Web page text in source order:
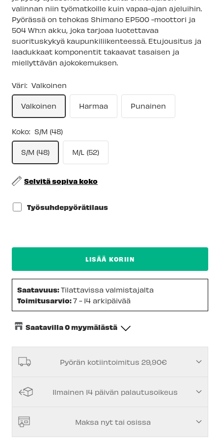
valinnan niin työmatkoille kuin vapaa-ajan ajeluihin.
Pyörässä on tehokas Shimano EP500 -moottori ja
504 Wh:n akku, joka tarjoaa luotettavaa
suorituskykyä kaupunkiliikenteessä. Etujousitus ja
laadukkaat komponentit takaavat tasaisen ja
miellyttävän ajokokemuksen.
Väri: Valkoinen
Valkoinen Harmaa Punainen
Koko: S/M (48)
S/M (48) M/L (52)
Selvitä sopiva koko
Työsuhdepyörätilaus
LISÄÄ KORIIN
Saatavuus:Tilattavissa valmistajalta
Toimitusarvio:7 - 14 arkipäivää
Saatavilla 0 myymälästä
Keskusvarasto-Tilapäisesti loppu
Espoon Myymälä- Tilapäisesti loppu
Joensuun myymälä-Tilapäisesti loppu
Imatran myymälä-Tilapäisesti loppu
Pyörän kotiintoimitus 29,90€
Ilmainen 14 päivän palautusoikeus
Maksa nyt tai osissa